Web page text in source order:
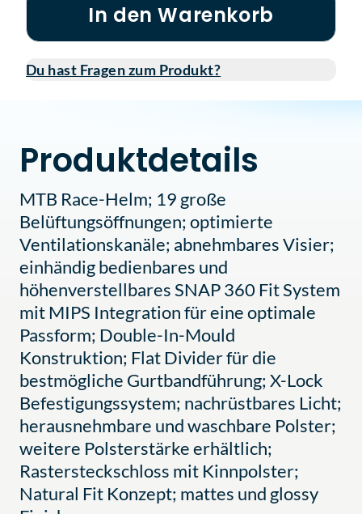
In den Warenkorb
Du hast Fragen zum Produkt?
Produktdetails
MTB Race-Helm; 19 große
Belüftungsöffnungen; optimierte
Ventilationskanäle; abnehmbares Visier;
einhändig bedienbares und
höhenverstellbares SNAP 360 Fit System
mit MIPS Integration für eine optimale
Passform; Double-In-Mould
Konstruktion; Flat Divider für die
bestmögliche Gurtbandführung; X-Lock
Befestigungssystem; nachrüstbares Licht;
herausnehmbare und waschbare Polster;
weitere Polsterstärke erhältlich;
Rastersteckschloss mit Kinnpolster;
Natural Fit Konzept; mattes und glossy